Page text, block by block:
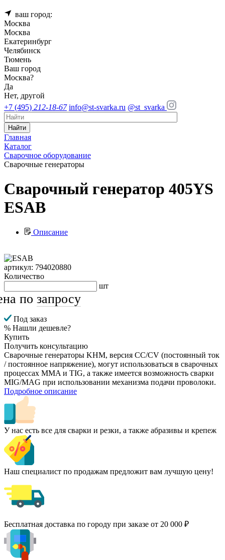
ваш город:
Москва
Москва
Екатеринбург
Челябинск
Тюмень
Ваш город
Москва?
Да
Нет, другой
+7 (495) 212-18-67 info@st-svarka.ru @st_svarka
Найти
Главная
Каталог
Сварочное оборудование
Сварочные генераторы
Сварочный генератор 405YS
ESAB
Описание
артикул: 794020880
Количество
шт
по запросу
Под заказ
% Нашли дешевле?
Купить
Получить консультацию
Сварочные генераторы KHM, версия CC/CV (постоянный ток
/ постоянное напряжение), могут использоваться в сварочных
процессах MMA и TIG, а также имеется возможность сварки
MIG/MAG при использовании механизма подачи проволоки.
Подробное описание
У нас есть все для сварки и резки, а также абразивы и крепеж
Наш специалист по продажам предложит вам лучшую цену!
Бесплатная доставка по городу при заказе от 20 000 ₽